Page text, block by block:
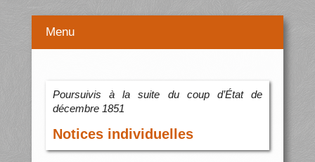
Menu
Poursuivis à la suite du coup d’État de
décembre 1851
Notices individuelles